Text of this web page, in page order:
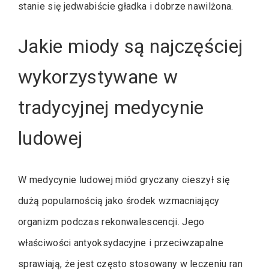
stanie się jedwabiście gładka i dobrze nawilżona.
Jakie miody są najczęściej
wykorzystywane w
tradycyjnej medycynie
ludowej
W medycynie ludowej miód gryczany cieszył się
dużą popularnością jako środek wzmacniający
organizm podczas rekonwalescencji. Jego
właściwości antyoksydacyjne i przeciwzapalne
sprawiają, że jest często stosowany w leczeniu ran